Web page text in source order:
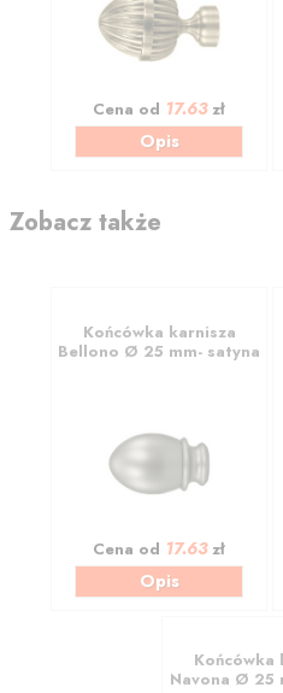
Cena od 17.63zł
Opis
Zobacz także
Końcówka karnisza
Bellono Ø 25 mm- satyna
Cena od 17.63zł
Opis
Końcówka
Navona Ø 25